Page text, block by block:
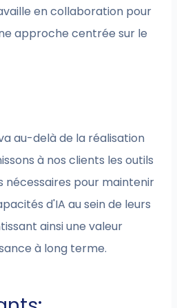
en collaboration pour
approche centrée sur le
au-delà de la réalisation
à nos clients les outils
nécessaires pour maintenir
d'IA au sein de leurs
ainsi une valeur
à long terme.